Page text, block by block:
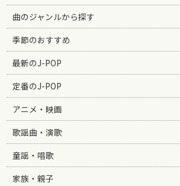
曲のジャンルから探す
季節のおすすめ
最新のJ-POP
定番のJ-POP
アニメ・映画
歌謡曲・演歌
童謡・唱歌
家族・親子